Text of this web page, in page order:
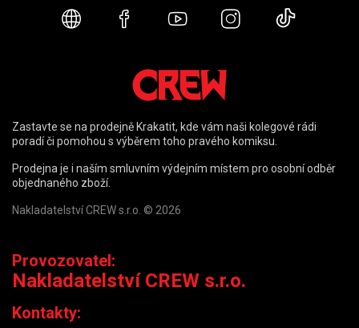
Webové stránky
FacebookYouTubeInstagram
Zastavte se na prodejně Krakatit, kde vám naši kolegové rádi
poradí či pomohou s výběrem toho pravého komiksu.
Prodejna je i naším smluvním výdejním místem pro osobní odběr
objednaného zboží.
Nakladatelství CREW s.r.o. © 2026
Provozovatel:
Nakladatelství CREW s.r.o.
Kontakty: